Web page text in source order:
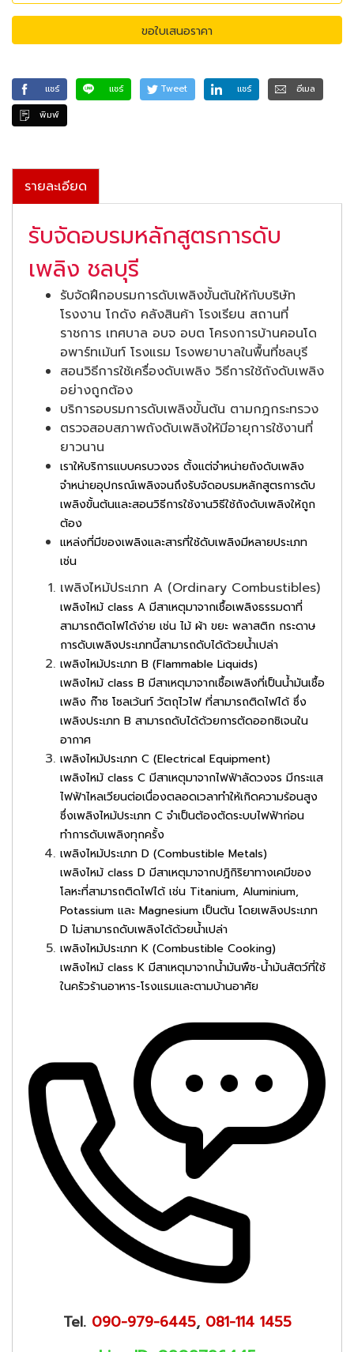
ขอใบเสนอราคา
แชร์ แชร์ Tweet แชร์
อีเมล
พิมพ์
รายละเอียด
รับจัดอบรมหลักสูตรการดับ
เพลิง ชลบุรี
รับจัดฝึกอบรมการดับเพลิงขั้นต้นให้กับบริษัท
โรงงาน โกดัง คลังสินค้า โรงเรียน สถานที่
ราชการ เทศบาล อบจ อบต โครงการบ้านคอนโด
อพาร์ทเม้นท์ โรงแรม โรงพยาบาลในพื้นที่ชลบุรี
สอนวิธีการใช้เครื่องดับเพลิง วิธีการใช้ถังดับเพลิง
อย่างถูกต้อง
บริการอบรมการดับเพลิงขั้นต้น ตามกฎกระทรวง
ตรวจสอบสภาพถังดับเพลิงให้มีอายุการใช้งานที่
ยาวนาน
เราให้บริการแบบครบวงจร ตั้งแต่จำหน่ายถังดับเพลิง
จำหน่ายอุปกรณ์เพลิงจนถึงรับจัดอบรมหลักสูตรการดับ
เพลิงขั้นต้นและสอนวิธีการใช้งานวิธีใช้ถังดับเพลิงให้ถูก
ต้อง
แหล่งที่มีของเพลิงและสารที่ใช้ดับเพลิงมีหลายประเภท
เช่น
เพลิงไหม้ประเภท A (Ordinary Combustibles)
เพลิงไหม้ class A มีสาเหตุมาจากเชื้อเพลิงธรรมดาที่
สามารถติดไฟได้ง่าย เช่น ไม้ ผ้า ขยะ พลาสติก กระดาษ
การดับเพลิงประเภทนี้สามารถดับได้ด้วยน้ำเปล่า
เพลิงไหม้ประเภท B (Flammable Liquids)
เพลิงไหม้ class B มีสาเหตุมาจากเชื้อเพลิงที่เป็นน้ำมันเชื้อ
เพลิง ก๊าซ โซลเว้นท์ วัตถุไวไฟ ที่สามารถติดไฟได้ ซึ่ง
เพลิงประเภท B สามารถดับได้ด้วยการตัดออกซิเจนใน
อากาศ
เพลิงไหม้ประเภท C (Electrical Equipment)
เพลิงไหม้ class C มีสาเหตุมาจากไฟฟ้าลัดวงจร มีกระแส
ไฟฟ้าไหลเวียนต่อเนื่องตลอดเวลาทำให้เกิดความร้อนสูง
ซึ่งเพลิงไหม้ประเภท C จำเป็นต้องตัดระบบไฟฟ้าก่อน
ทำการดับเพลิงทุกครั้ง
เพลิงไหม้ประเภท D (Combustible Metals)
เพลิงไหม้ class D มีสาเหตุมาจากปฎิกิริยาทางเคมีของ
โลหะที่สามารถติดไฟได้ เช่น Titanium, Aluminium,
Potassium และ Magnesium เป็นต้น โดยเพลิงประเภท
D ไม่สามารถดับเพลิงได้ด้วยน้ำเปล่า
เพลิงไหม้ประเภท K (Combustible Cooking)
เพลิงไหม้ class K มีสาเหตุมาจากน้ำมันพืช-น้ำมันสัตว์ที่ใช้
ในครัวร้านอาหาร-โรงแรมและตามบ้านอาศัย
Tel. 090-979-6445, 081-114 1455